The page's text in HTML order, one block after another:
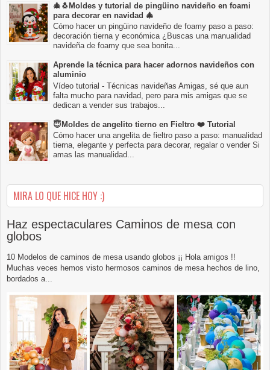
🎄🐧Moldes y tutorial de pingüino navideño en foami
para decorar en navidad 🎄
Cómo hacer un pingüino navideño de foamy paso a paso:
decoración tierna y económica ¿Buscas una manualidad
navideña de foamy que sea bonita...
Aprende la técnica para hacer adornos navideños con
aluminio
Vídeo tutorial - Técnicas navideñas Amigas, sé que aun
falta mucho para navidad, pero para mis amigas que se
dedican a vender sus trabajos...
😇Moldes de angelito tierno en Fieltro ❤️ Tutorial
Cómo hacer una angelita de fieltro paso a paso: manualidad
tierna, elegante y perfecta para decorar, regalar o vender Si
amas las manualidad...
MIRA LO QUE HICE HOY :)
Haz espectaculares Caminos de mesa con
globos
10 Modelos de caminos de mesa usando globos ¡¡ Hola amigos !!
Muchas veces hemos visto hermosos caminos de mesa hechos de lino,
bordados a...